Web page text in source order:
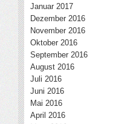
Januar 2017
Dezember 2016
November 2016
Oktober 2016
September 2016
August 2016
Juli 2016
Juni 2016
Mai 2016
April 2016